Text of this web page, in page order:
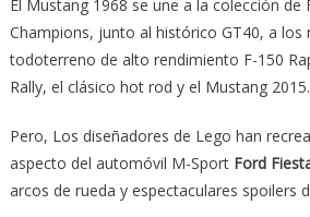
El Mustang 1968 se une a la colección de
Champions, junto al histórico GT40, a los
todoterreno de alto rendimiento F-150
Rally, el clásico hot rod y el Mustang 2015.
Pero, Los diseñadores de Lego han
aspecto del automóvil M-Sport Ford
arcos de rueda y espectaculares spoilers